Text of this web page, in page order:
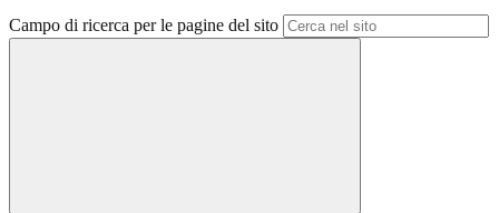
Campo di ricerca per le pagine del sito